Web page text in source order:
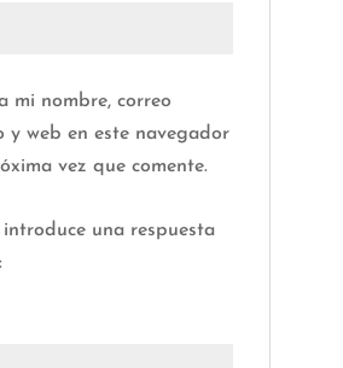
mi nombre, correo
y web en este navegador
vez que comente.
una respuesta